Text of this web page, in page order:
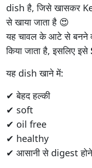
dish है, जिसे खासकर
से खाया जाता है 😍
यह चावल के आटे से बनने
किया जाता है, इसलिए इसे
यह dish खाने में:
✔ बेहद हल्की
✔ soft
✔ oil free
✔ healthy
✔ आसानी से digest होने